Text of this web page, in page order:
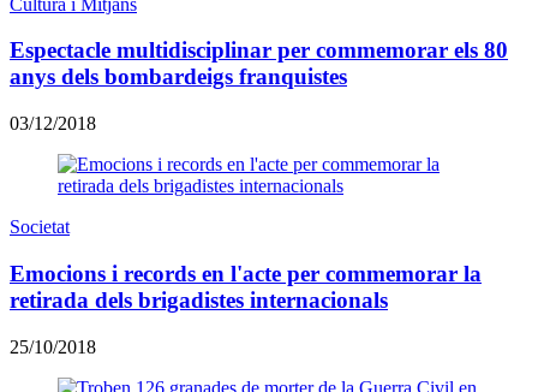
Espectacle multidisciplinar per commemorar els 80
anys dels bombardeigs franquistes
03/12/2018
Societat
Emocions i records en l'acte per commemorar la
retirada dels brigadistes internacionals
25/10/2018